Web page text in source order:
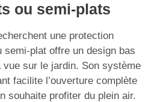
ou semi-plats
une protection
semi-plat offre un design bas
vue sur le jardin. Son système
facilite l’ouverture complète
souhaite profiter du plein air.